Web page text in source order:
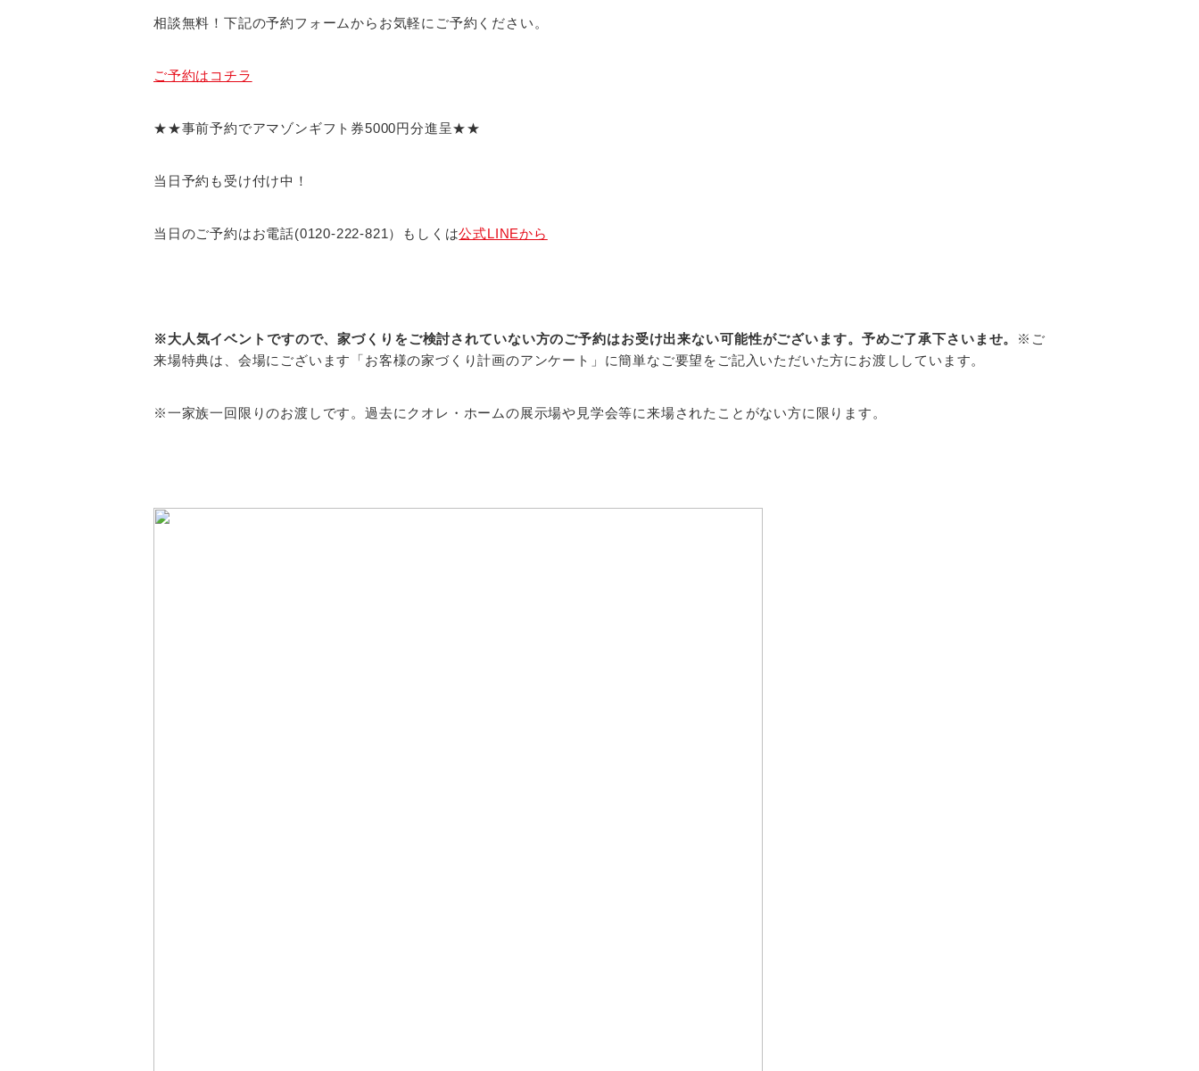
相談無料！下記の予約フォームからお気軽にご予約ください。
ご予約はコチラ
★★事前予約でアマゾンギフト券5000円分進呈★★
当日予約も受け付け中！
当日のご予約はお電話(0120-222-821）もしくは公式LINEから
※大人気イベントですので、家づくりをご検討されていない方のご予約はお受け出来ない可能性がございます。予めご了承下さいませ。 ※ご
来場特典は、会場にございます「お客様の家づくり計画のアンケート」に簡単なご要望をご記入いただいた方にお渡ししています。
※一家族一回限りのお渡しです。過去にクオレ・ホームの展示場や見学会等に来場されたことがない方に限ります。